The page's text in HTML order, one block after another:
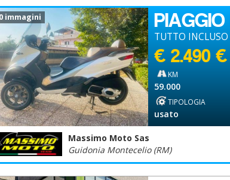
immagini
TUTTO
€ 2.490 €
KM
59.000
TIPOLOGIA
usato
Massimo Moto Sas
Guidonia Montecelio (RM)